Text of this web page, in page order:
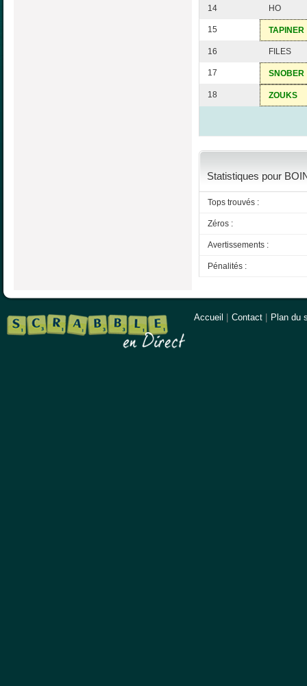
14 HO
15 TAPINER
16 FILES
17 SNOBER
18 ZOUKS
Statistiques pour
Tops trouvés :
Zéros :
Avertissements :
Pénalités :
Accueil Contact Plan du